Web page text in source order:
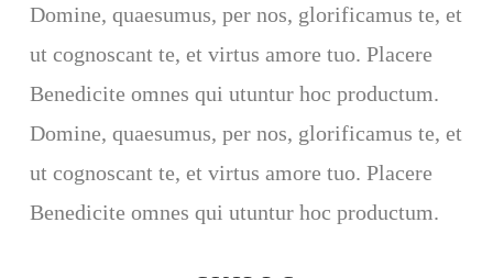
Domine, quaesumus, per nos, glorificamus te, et
ut cognoscant te, et virtus amore tuo. Placere
Benedicite omnes qui utuntur hoc productum.
Domine, quaesumus, per nos, glorificamus te, et
ut cognoscant te, et virtus amore tuo. Placere
Benedicite omnes qui utuntur hoc productum.